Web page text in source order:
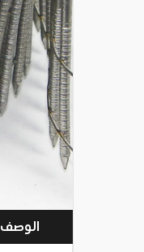
الوصف